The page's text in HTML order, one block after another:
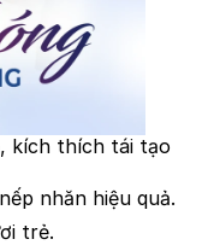
kích thích tái tạo
nhăn hiệu quả.
trẻ.